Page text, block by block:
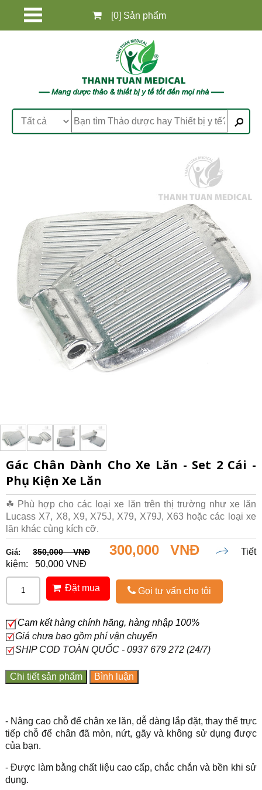
[0] Sản phẩm
Gác Chân Dành Cho Xe Lăn - Set 2 Cái -
Phụ Kiện Xe Lăn
☘ Phù hợp cho các loại xe lăn trên thị trường như xe lăn
Lucass X7, X8, X9, X75J, X79, X79J, X63 hoặc các loại xe
lăn khác cùng kích cỡ.
Giá: 350,000 VNĐ 300,000 VNĐ
Tiết
kiệm:
50,000 VNĐ
Đặt mua Gọi tư vấn cho tôi
Cam kết hàng chính hãng, hàng nhập 100%
Giá chưa bao gồm phí vận chuyển
SHIP COD TOÀN QUỐC - 0937 679 272 (24/7)
Chi tiết sản phẩm Bình luận
- Nâng cao chỗ để chân xe lăn, dễ dàng lắp đặt, thay thế trực
tiếp chỗ để chân đã mòn, nứt, gãy và không sử dụng được
của bạn.
- Được làm bằng chất liệu cao cấp, chắc chắn và bền khi sử
dụng.